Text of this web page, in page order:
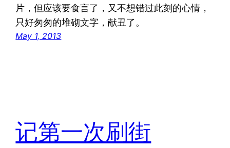
片，但应该要食言了，又不想错过此刻的心情，
只好匆匆的堆砌文字，献丑了。
May 1, 2013
记第一次刷街